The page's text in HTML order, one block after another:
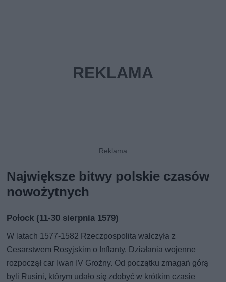
Największe bitwy polskie czasów
nowożytnych
Połock (11-30 sierpnia 1579)
W latach 1577-1582 Rzeczpospolita walczyła z
Cesarstwem Rosyjskim o Inflanty. Działania wojenne
rozpoczął car Iwan IV Groźny. Od początku zmagań górą
byli Rusini, którym udało się zdobyć w krótkim czasie